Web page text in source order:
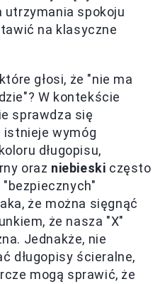
utrzymania spokoju
na klasyczne
głosi, że "nie ma
W kontekście
sprawdza się
istnieje wymóg
długopisu,
oraz niebieski często
że można sięgnąć
że nasza "X"
Jednakże, nie
długopisy ścieralne,
mogą sprawić, że